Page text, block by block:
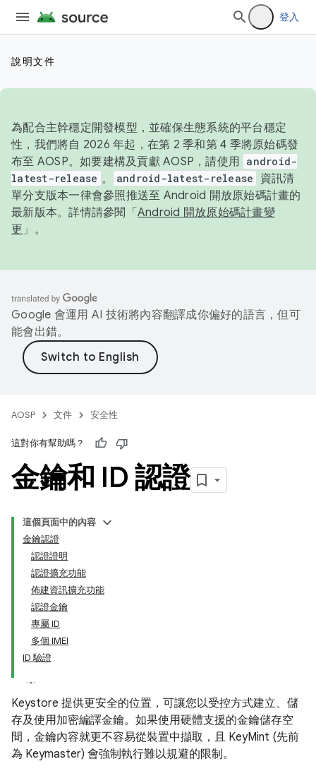
登入
說明文件
為配合主幹穩定開發模型，並確保生態系統的平台穩定
性，我們將自 2026 年起，在第 2 季和第 4 季將原始碼發
布至 AOSP。如要建構及貢獻 AOSP，請使用 android-
latest-release 。 android-latest-release
資訊清
單分支版本一律會參照推送至 Android 開放原始碼計畫的
最新版本。詳情請參閱「 Android 開放原始碼計畫變
更 」。
Google 會運用 AI 技術將內容翻譯成你偏好的語言，但可
能會出錯。
AOSP 文件 安全性
這對你有幫助嗎？
金鑰和 ID 認證
這個頁面中的內容
金鑰認證
認證證明
認證擴充功能
佈建資訊擴充功能
認證金鑰
專屬 ID
多個 IMEI
ID 驗證
Keystore 提供更安全的位置，可讓您以受控方式建立、儲
存及使用加密編譯金鑰。如果使用硬體支援的金鑰儲存空
間，金鑰內容就更不容易從裝置中擷取，且 KeyMint (先前
為 Keymaster) 會強制執行難以規避的限制。